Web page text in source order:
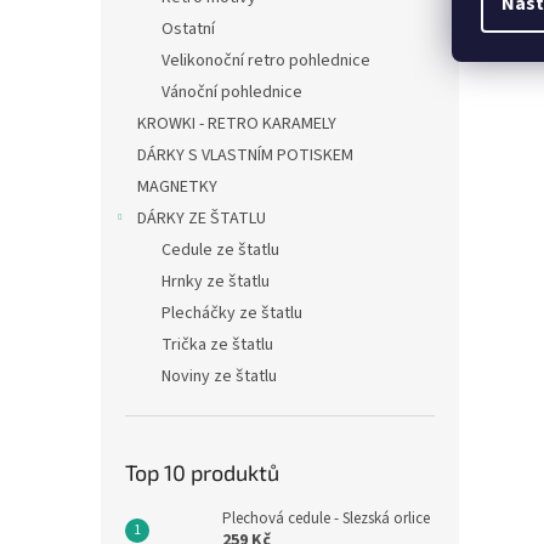
Ostatní
Velikonoční retro pohlednice
Vánoční pohlednice
KROWKI - RETRO KARAMELY
DÁRKY S VLASTNÍM POTISKEM
MAGNETKY
DÁRKY ZE ŠTATLU
Cedule ze štatlu
Hrnky ze štatlu
Plecháčky ze štatlu
Trička ze štatlu
Noviny ze štatlu
Top 10 produktů
Plechová cedule - Slezská orlice